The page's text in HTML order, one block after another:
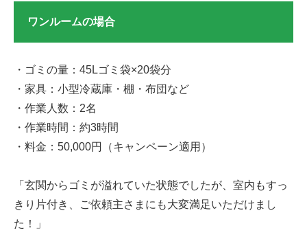
ワンルームの場合
・ゴミの量：45Lゴミ袋×20袋分
・家具：小型冷蔵庫・棚・布団など
・作業人数：2名
・作業時間：約3時間
・料金：50,000円（キャンペーン適用）
「玄関からゴミが溢れていた状態でしたが、室内もすっ
きり片付き、ご依頼主さまにも大変満足いただけまし
た！」